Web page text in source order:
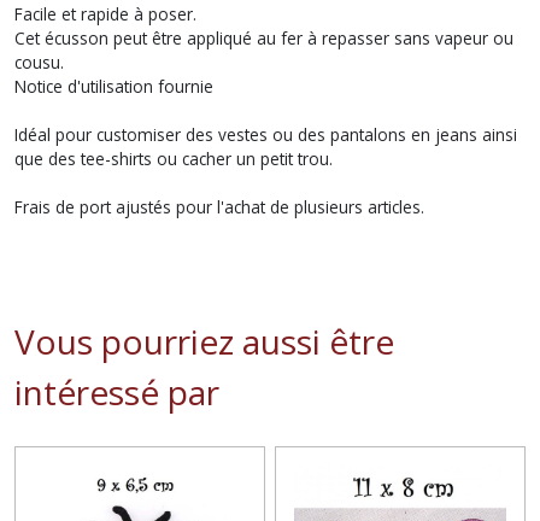
Facile et rapide à poser.
Cet écusson peut être appliqué au fer à repasser sans vapeur ou
cousu.
Notice d'utilisation fournie
Idéal pour customiser des vestes ou des pantalons en jeans ainsi
que des tee-shirts ou cacher un petit trou.
Frais de port ajustés pour l'achat de plusieurs articles.
Vous pourriez aussi être
intéressé par